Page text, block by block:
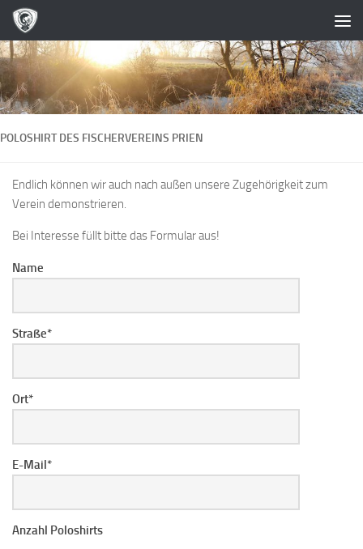
Zum Inhalt springen
POLOSHIRT DES FISCHERVEREINS PRIEN
Endlich können wir auch nach außen unsere Zugehörigkeit zum
Verein demonstrieren.
Bei Interesse füllt bitte das Formular aus!
Name
Straße*
Ort*
E-Mail*
Anzahl Poloshirts